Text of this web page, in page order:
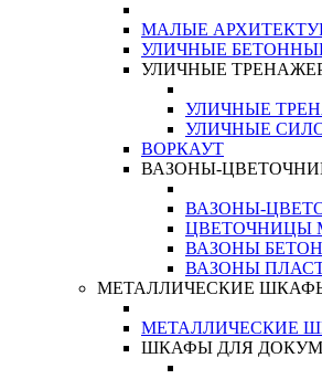
МАЛЫЕ
УЛИЧНЫЕ
УЛИЧНЫЕ
УЛИЧНЫЕ
УЛИЧНЫЕ
ВОРКАУТ
ВАЗОНЫ-
ВАЗОНЫ-
ЦВЕТОЧНИЦЫ
ВАЗОНЫ
ВАЗОНЫ
МЕТАЛЛИЧЕСКИЕ
МЕТАЛЛИЧЕСКИЕ
ШКАФЫ ДЛЯ